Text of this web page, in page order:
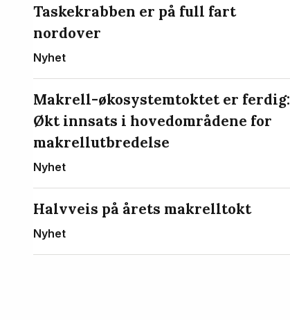
Taskekrabben er på full fart
nordover
Nyhet
Makrell-økosystemtoktet er ferdig:
Økt innsats i hovedområdene for
makrellutbredelse
Nyhet
Halvveis på årets makrelltokt
Nyhet